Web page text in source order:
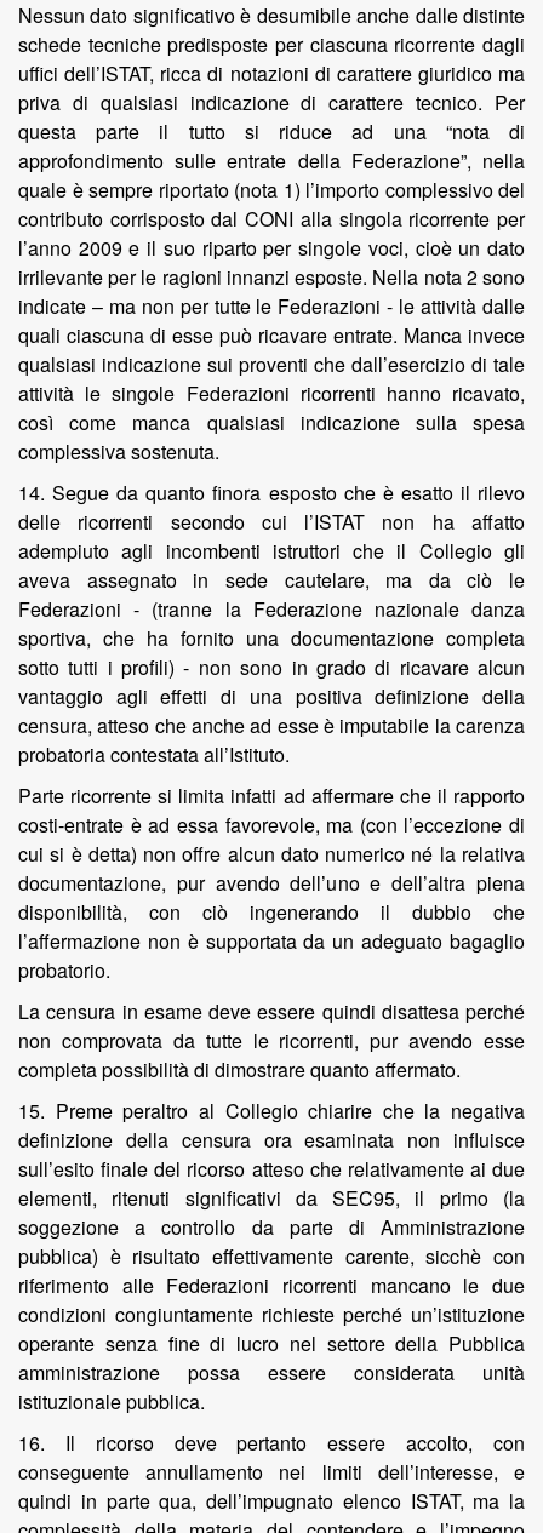
Nessun dato significativo è desumibile anche dalle distinte
schede tecniche predisposte per ciascuna ricorrente dagli
uffici dell’ISTAT, ricca di notazioni di carattere giuridico ma
priva di qualsiasi indicazione di carattere tecnico. Per
questa parte il tutto si riduce ad una “nota di
approfondimento sulle entrate della Federazione”, nella
quale è sempre riportato (nota 1) l’importo complessivo del
contributo corrisposto dal CONI alla singola ricorrente per
l’anno 2009 e il suo riparto per singole voci, cioè un dato
irrilevante per le ragioni innanzi esposte. Nella nota 2 sono
indicate – ma non per tutte le Federazioni - le attività dalle
quali ciascuna di esse può ricavare entrate. Manca invece
qualsiasi indicazione sui proventi che dall’esercizio di tale
attività le singole Federazioni ricorrenti hanno ricavato,
così come manca qualsiasi indicazione sulla spesa
complessiva sostenuta.
14. Segue da quanto finora esposto che è esatto il rilevo
delle ricorrenti secondo cui l’ISTAT non ha affatto
adempiuto agli incombenti istruttori che il Collegio gli
aveva assegnato in sede cautelare, ma da ciò le
Federazioni - (tranne la Federazione nazionale danza
sportiva, che ha fornito una documentazione completa
sotto tutti i profili) - non sono in grado di ricavare alcun
vantaggio agli effetti di una positiva definizione della
censura, atteso che anche ad esse è imputabile la carenza
probatoria contestata all’Istituto.
Parte ricorrente si limita infatti ad affermare che il rapporto
costi-entrate è ad essa favorevole, ma (con l’eccezione di
cui si è detta) non offre alcun dato numerico né la relativa
documentazione, pur avendo dell’uno e dell’altra piena
disponibilità, con ciò ingenerando il dubbio che
l’affermazione non è supportata da un adeguato bagaglio
probatorio.
La censura in esame deve essere quindi disattesa perché
non comprovata da tutte le ricorrenti, pur avendo esse
completa possibilità di dimostrare quanto affermato.
15. Preme peraltro al Collegio chiarire che la negativa
definizione della censura ora esaminata non influisce
sull’esito finale del ricorso atteso che relativamente ai due
elementi, ritenuti significativi da SEC95, il primo (la
soggezione a controllo da parte di Amministrazione
pubblica) è risultato effettivamente carente, sicchè con
riferimento alle Federazioni ricorrenti mancano le due
condizioni congiuntamente richieste perché un’istituzione
operante senza fine di lucro nel settore della Pubblica
amministrazione possa essere considerata unità
istituzionale pubblica.
16. Il ricorso deve pertanto essere accolto, con
conseguente annullamento nei limiti dell’interesse, e
quindi in parte qua, dell’impugnato elenco ISTAT, ma la